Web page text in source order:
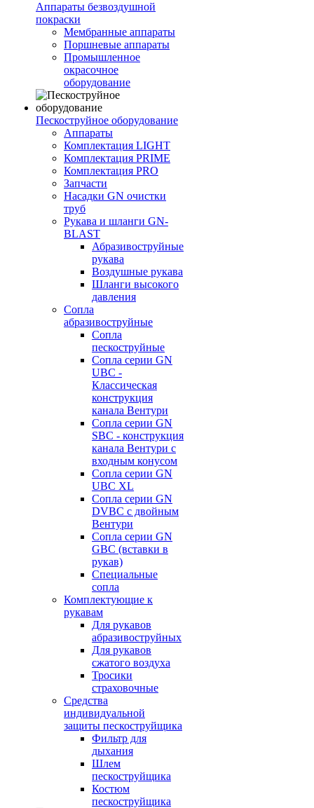
Аппараты безвоздушной
покраски
Мембранные аппараты
Поршневые аппараты
Промышленное
окрасочное
оборудование
Пескоструйное оборудование
Аппараты
Комплектация LIGHT
Комплектация PRIME
Комплектация PRO
Запчасти
Насадки GN очистки
труб
Рукава и шланги GN-
BLAST
Абразивоструйные
рукава
Воздушные рукава
Шланги высокого
давления
Сопла
абразивоструйные
Сопла
пескоструйные
Сопла серии GN
UBC -
Классическая
конструкция
канала Вентури
Сопла серии GN
SBC - конструкция
канала Вентури c
входным конусом
Сопла серии GN
UBC XL
Сопла серии GN
DVBC с двойным
Вентури
Сопла серии GN
GBC (вставки в
рукав)
Специальные
сопла
Комплектующие к
рукавам
Для рукавов
абразивоструйных
Для рукавов
сжатого воздуха
Тросики
страховочные
Средства
индивидуальной
защиты пескоструйщика
Фильтр для
дыхания
Шлем
пескоструйщика
Костюм
пескоструйщика